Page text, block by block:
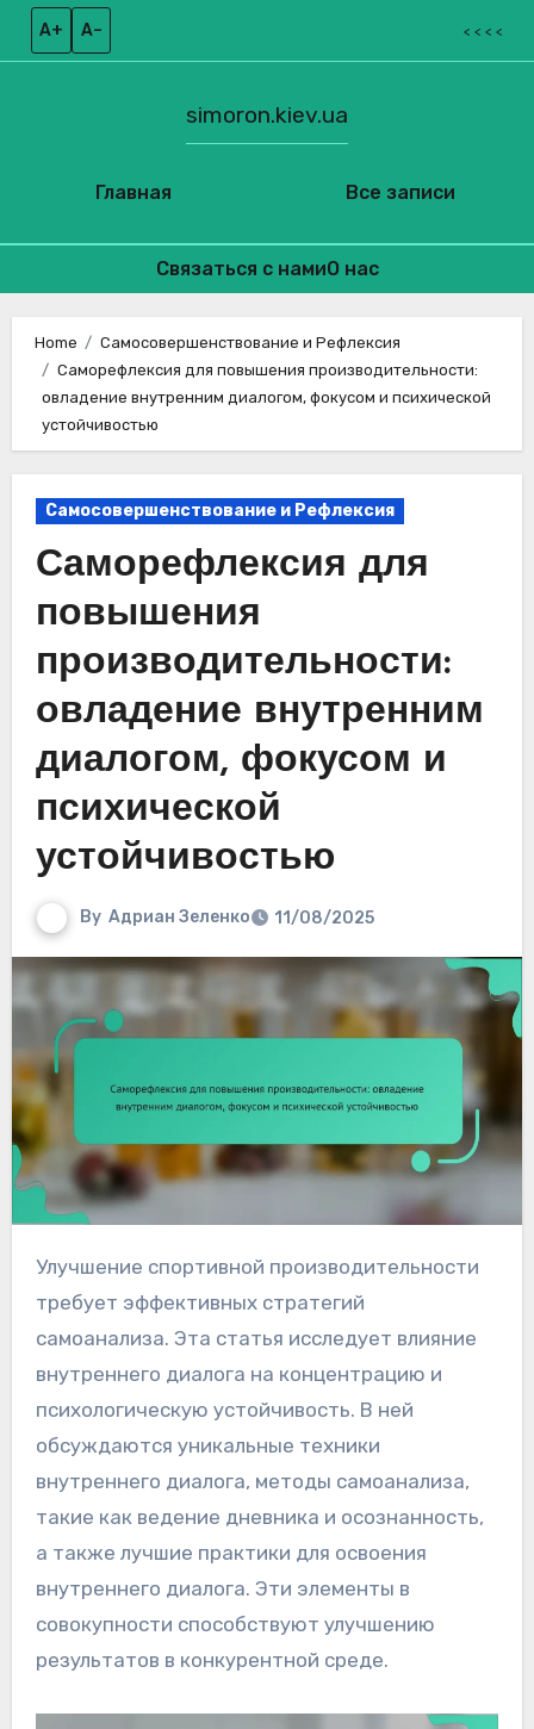
A+ A– < < < <
Главная
simoron.kiev.ua
Все записи
Связаться с намиО нас
content
Home
Самосовершенствование и Рефлексия
Саморефлексия для повышения производительности:
овладение внутренним диалогом, фокусом и психической
устойчивостью
Самосовершенствование и Рефлексия
Саморефлексия для
повышения
производительности:
овладение внутренним
диалогом, фокусом и
психической
устойчивостью
By Адриан Зеленко 11/08/2025
Улучшение спортивной производительности
требует эффективных стратегий
самоанализа. Эта статья исследует влияние
внутреннего диалога на концентрацию и
психологическую устойчивость. В ней
обсуждаются уникальные техники
внутреннего диалога, методы самоанализа,
такие как ведение дневника и осознанность,
а также лучшие практики для освоения
внутреннего диалога. Эти элементы в
совокупности способствуют улучшению
результатов в конкурентной среде.